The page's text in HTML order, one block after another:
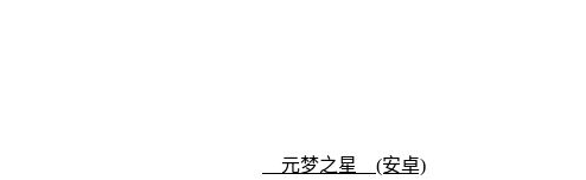
元梦之星 (安卓)